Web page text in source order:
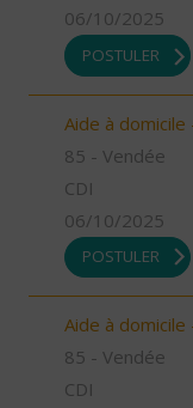
06/10/2025
POSTULER
Aide à
85 - Vendée
CDI
06/10/2025
POSTULER
Aide à
85 - Vendée
CDI